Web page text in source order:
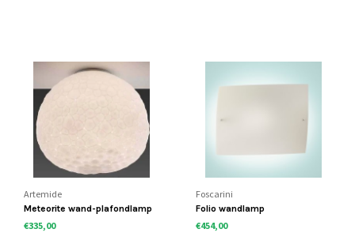
Artemide
Meteorite wand-plafondlamp
€335,00
Foscarini
Folio wandlamp
€454,00